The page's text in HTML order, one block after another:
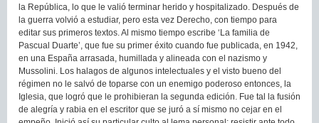
la República, lo que le valió terminar herido y hospitalizado. Después de
la guerra volvió a estudiar, pero esta vez Derecho, con tiempo para
editar sus primeros textos. Al mismo tiempo escribe ‘La familia de
Pascual Duarte’, que fue su primer éxito cuando fue publicada, en 1942,
en una España arrasada, humillada y alineada con el nazismo y
Mussolini. Los halagos de algunos intelectuales y el visto bueno del
régimen no le salvó de toparse con un enemigo poderoso entonces, la
Iglesia, que logró que le prohibieran la segunda edición. Fue tal la fusión
de alegría y rabia en el escritor que se juró a sí mismo no cejar en el